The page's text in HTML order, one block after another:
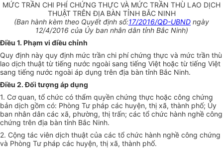
MỨC TRẦN CHI PHÍ CHỨNG THỰC VÀ MỨC TRẦN THÙ LAO DỊCH
THUẬT TRÊN ĐỊA BÀN TỈNH BẮC NINH
(Ban hành kèm theo Quyết định số:17/2016/QĐ-UBND ngày
12/4/2016 của Ủy bannhân dân tỉnh Bắc Ninh)
Điều 1. Phạm vi điều chỉnh
Quy định này quy định mức trần chi phí chứng thực và mức trần thù
lao dịch thuật từ tiếng nước ngoài sang tiếng Việt hoặc từ tiếng Việt
sang tiếng nước ngoài áp dụng trên địa bàn tỉnh Bắc Ninh.
Điều 2. Đối tượng áp dụng
1. Cơ quan, tổ chức có thẩm quyền chứng thực hoặc công chứng
bản dịch gồm có: Phòng Tư pháp các huyện, thị xã, thành phố; Ủy
ban nhân dân các xã, phường, thị trấn; các tổ chức hành nghề công
chứng trên địa bàn tỉnh Bắc Ninh.
2. Cộng tác viên dịch thuật của các tổ chức hành nghề công chứng
và Phòng Tư pháp các huyện, thị xã, thành phố.